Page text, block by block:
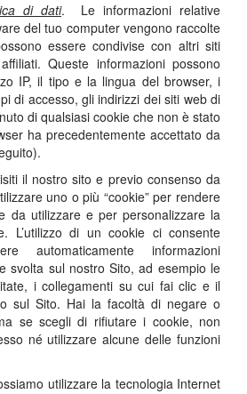
di dati. Le informazioni relative
del tuo computer vengono raccolte
essere condivise con altri siti
Queste informazioni possono
IP, il tipo e la lingua del browser, i
di accesso, gli indirizzi dei siti web di
di qualsiasi cookie che non è stato
ha precedentemente accettato da
il nostro sito e previo consenso da
uno o più “cookie” per rendere
da utilizzare e per personalizzare la
L’utilizzo di un cookie ci consente
automaticamente informazioni
svolta sul nostro Sito, ad esempio le
i collegamenti su cui fai clic e il
sul Sito. Hai la facoltà di negare o
se scegli di rifiutare i cookie, non
né utilizzare alcune delle funzioni
utilizzare la tecnologia Internet